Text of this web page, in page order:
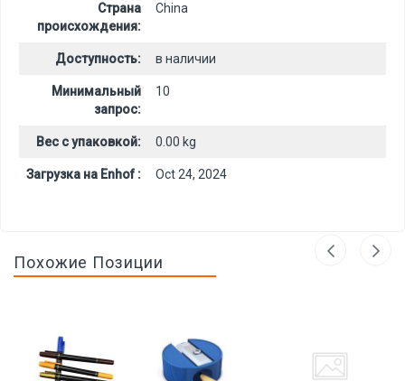
Страна
происхождения:
China
Доступность: в наличии
Минимальный
запрос:
10
Вес с упаковкой: 0.00 kg
Загрузка на Enhof : Oct 24, 2024
Похожие Позиции